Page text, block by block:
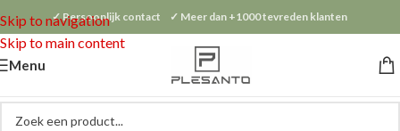
Skip to navigation
Skip to main content
✓ Persoonlijk contact ✓ Meer dan +1000 tevreden klanten
Menu